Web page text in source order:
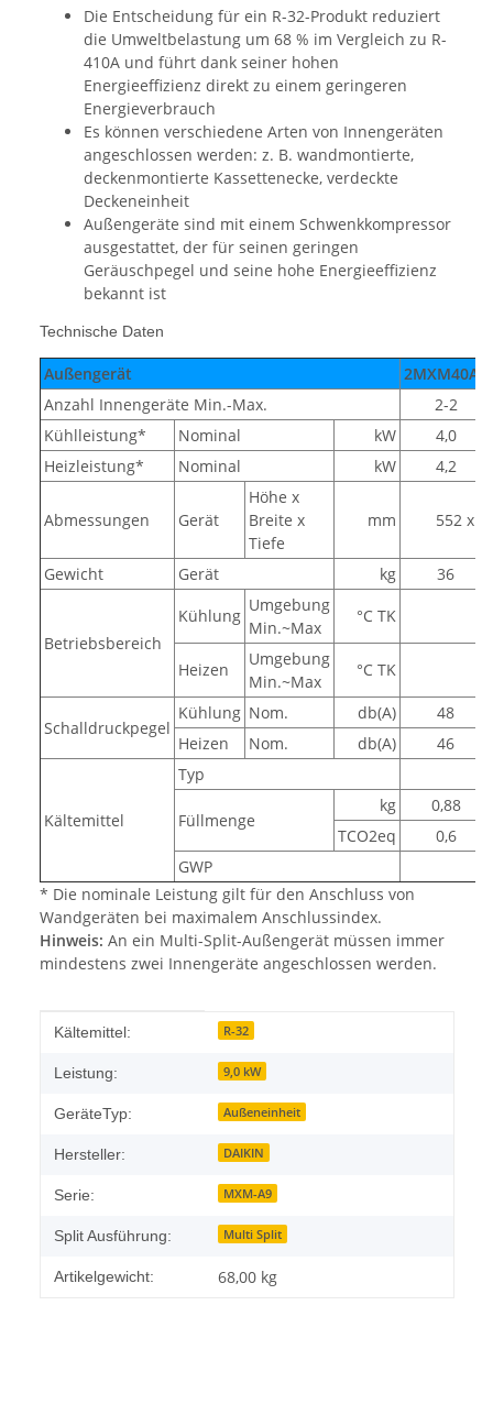
Die Entscheidung für ein R-32-Produkt reduziert
die Umweltbelastung um 68 % im Vergleich zu R-
410A und führt dank seiner hohen
Energieeffizienz direkt zu einem geringeren
Energieverbrauch
Es können verschiedene Arten von Innengeräten
angeschlossen werden: z. B. wandmontierte,
deckenmontierte Kassettenecke, verdeckte
Deckeneinheit
Außengeräte sind mit einem Schwenkkompressor
ausgestattet, der für seinen geringen
Geräuschpegel und seine hohe Energieeffizienz
bekannt ist
Technische Daten
Außengerät
2MXM40A9
Anzahl Innengeräte Min.-Max.
2-2
Kühlleistung*
Nominal kW
4,0
Heizleistung*
Nominal kW 4,2
Abmessungen Gerät
Höhe x
Breite x
Tiefe
mm 552 x
Gewicht Gerät kg 36
Betriebsbereich
Kühlung
Umgebung
Min.~Max
°C TK
Heizen
Umgebung
Min.~Max
°C TK
Schalldruckpegel
Kühlung Nom. db(A)
48
Heizen
Nom. db(A) 46
Kältemittel
Typ
Füllmenge
kg
0,88
TCO2eq
0,6
GWP
* Die nominale Leistung gilt für den Anschluss von
Wandgeräten bei maximalem Anschlussindex.
Hinweis: An ein Multi-Split-Außengerät müssen immer
mindestens zwei Innengeräte angeschlossen werden.
Produkteigenschaft
Wert
Kältemittel: R-32
Leistung: 9,0 kW
GeräteTyp: Außeneinheit
Hersteller: DAIKIN
Serie: MXM-A9
Split Ausführung: Multi Split
Artikelgewicht: 68,00 kg